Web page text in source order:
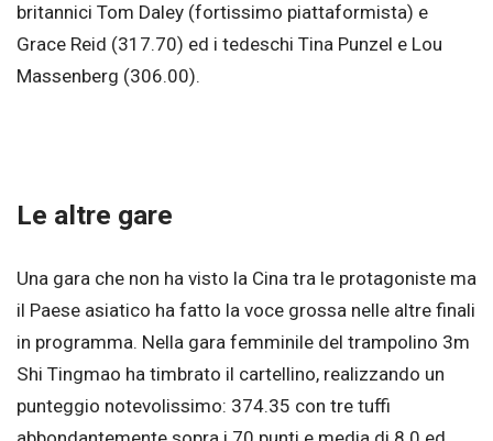
britannici Tom Daley (fortissimo piattaformista) e
Grace Reid (317.70) ed i tedeschi Tina Punzel e Lou
Massenberg (306.00).
Le altre gare
Una gara che non ha visto la Cina tra le protagoniste ma
il Paese asiatico ha fatto la voce grossa nelle altre finali
in programma. Nella gara femminile del trampolino 3m
Shi Tingmao ha timbrato il cartellino, realizzando un
punteggio notevolissimo: 374.35 con tre tuffi